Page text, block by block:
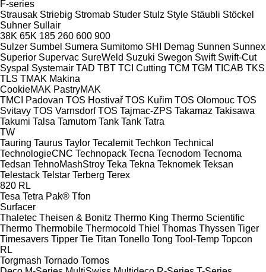
F-series
Strausak Striebig Stromab Studer Stulz Style Stäubli Stöckel
Suhner Sullair
38K 65K 185 260 600 900
Sulzer Sumbel Sumera Sumitomo SHI Demag Sunnen Sunnex
Superior Supervac SureWeld Suzuki Swegon Swift Swift-Cut
Syspal Systemair TAD TBT TCI Cutting TCM TGM TICAB TKS
TLS TMAK Makina
CookieMAK PastryMAK
TMCI Padovan TOS Hostivař TOS Kuřim TOS Olomouc TOS
Svitavy TOS Varnsdorf TOS Tajmac-ZPS Takamaz Takisawa
Takumi Talsa Tamutom Tank Tank Tatra
TW
Tauring Taurus Taylor Tecalemit Techkon Technical
TechnologieCNC Technopack Tecna Tecnodom Tecnoma
Tedsan TehnoMashStroy Teka Tekna Teknomek Teksan
Telestack Telstar Terberg Terex
820 RL
Tesa Tetra Pak® Tfon
Surfacer
Thaletec Theisen & Bonitz Thermo King Thermo Scientific
Thermo Thermobile Thermocold Thiel Thomas Thyssen Tiger
Timesavers Tipper Tie Titan Tonello Tong Tool-Temp Topcon
RL
Torgmash Tornado Tornos